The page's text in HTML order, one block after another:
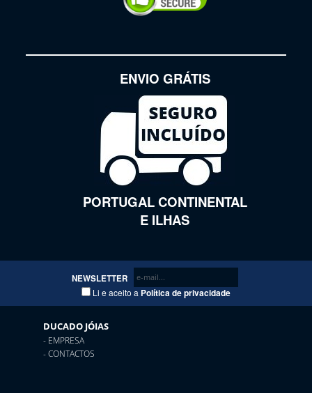
ENVIO GRÁTIS
PORTUGAL CONTINENTAL
E ILHAS
NEWSLETTER
Li e aceito a Política de privacidade
DUCADO JÓIAS
- EMPRESA
- CONTACTOS